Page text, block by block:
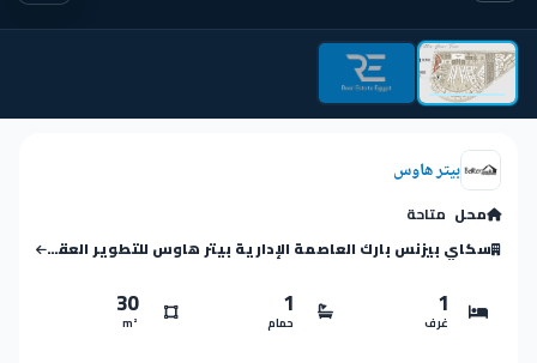
بيتر هاوس
محل متاحة
سكاي بيزنس بارك العاصمة الإدارية بيتر هاوس للتطوير العقاري
1
غرف
1
حمام
30
m²